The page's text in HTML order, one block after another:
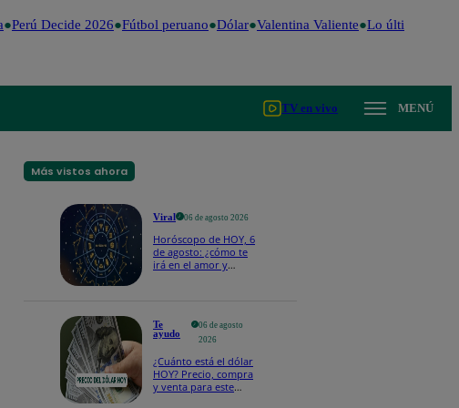
Perú Decide 2026 Fútbol peruano Dólar Valentina Valiente Lo último
TV en vivo MENÚ
Más vistos ahora
Viral 06 de agosto 2026
Horóscopo de HOY, 6
de agosto: ¿cómo te
irá en el amor y
Te
ayudo
06 de agosto
2026
¿Cuánto está el dólar
HOY? Precio, compra
y venta para este